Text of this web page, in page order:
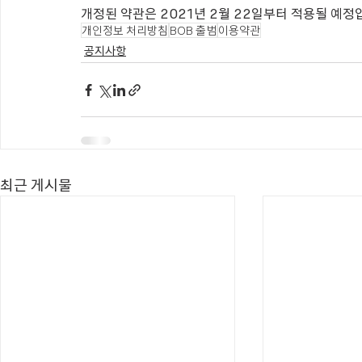
개정된 약관은 2021년 2월 22일부터 적용될 예정
개인정보 처리방침 BOB 출범 이용약관
공지사항
최근 게시물